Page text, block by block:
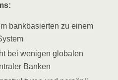
bank­ba­sier­ten zu einem
bei weni­gen glo­ba­len
Banken